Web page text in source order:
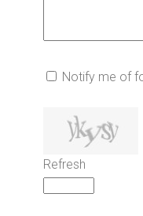
Notify me of
Refresh